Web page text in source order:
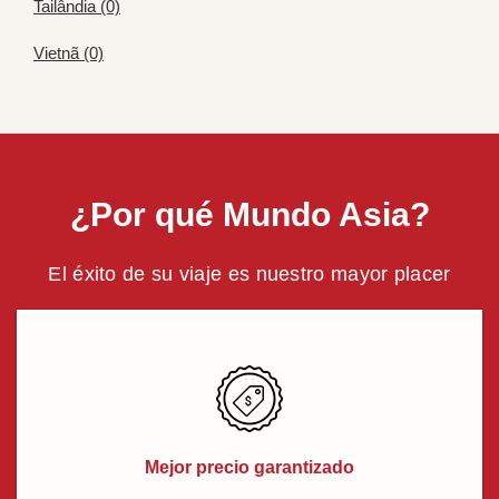
Tailândia (0)
Vietnã (0)
¿Por qué Mundo Asia?
El éxito de su viaje es nuestro mayor placer
Mejor precio garantizado